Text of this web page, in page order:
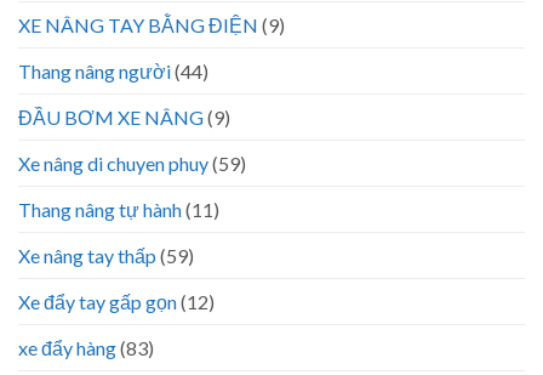
XE NÂNG TAY BẰNG ĐIỆN (9)
Thang nâng người(44)
ĐẦU BƠM XE NÂNG(9)
Xe nâng di chuyen phuy(59)
Thang nâng tự hành(11)
Xe nâng tay thấp (59)
Xe đẩy tay gấp gọn(12)
xe đẩy hàng(83)